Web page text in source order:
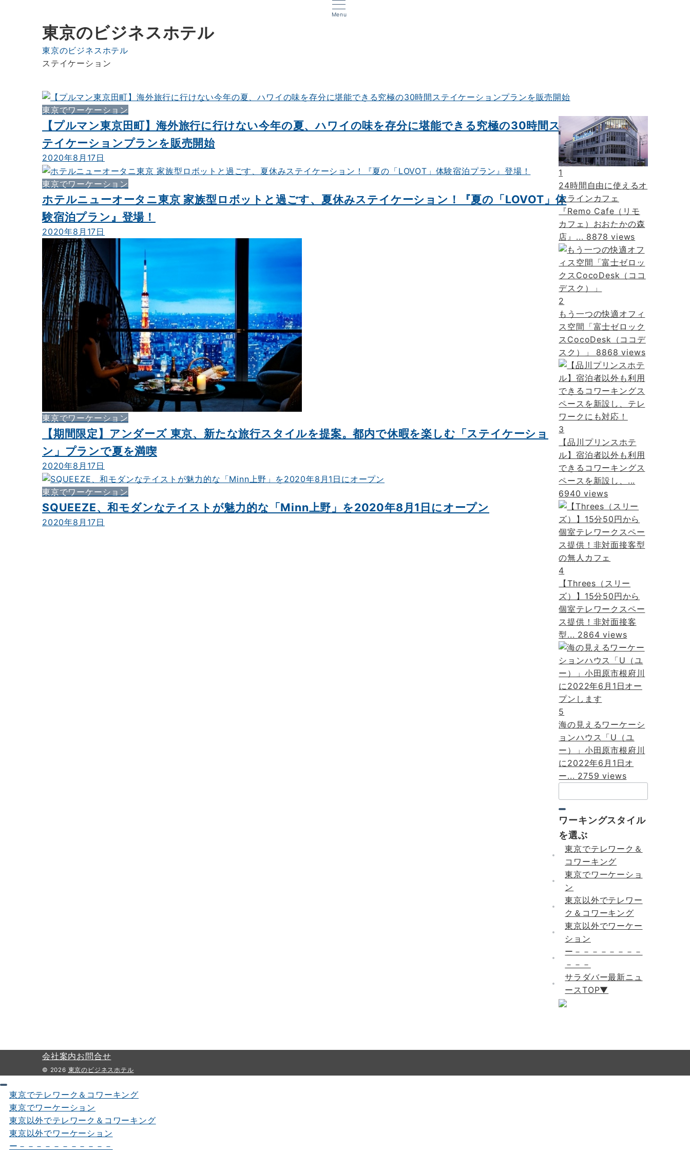
Menu
東京のビジネスホテル
東京のビジネスホテル
ステイケーション
東京でワーケーション
【プルマン東京田町】海外旅行に行けない今年の夏、ハワイの味を存分に堪能できる究極の30時間ス
テイケーションプランを販売開始
2020年8月17日
東京でワーケーション
ホテルニューオータニ東京 家族型ロボットと過ごす、夏休みステイケーション！『夏の「LOVOT」体
験宿泊プラン』登場！
2020年8月17日
東京でワーケーション
【期間限定】アンダーズ 東京、新たな旅行スタイルを提案。都内で休暇を楽しむ「ステイケーショ
ン」プランで夏を満喫
2020年8月17日
東京でワーケーション
SQUEEZE、和モダンなテイストが魅力的な「Minn上野」を2020年8月1日にオープン
2020年8月17日
1
24時間自由に使えるオ
ンラインカフェ
『Remo Cafe（リモ
カフェ）おおたかの森
店』... 8878 views
2
もう一つの快適オフィ
ス空間「富士ゼロック
スCocoDesk（ココデ
スク）」 8868 views
3
【品川プリンスホテ
ル】宿泊者以外も利用
できるコワーキングス
ペースを新設し、...
6940 views
4
【Threes（スリー
ズ）】15分50円から
個室テレワークスペー
ス提供！非対面接客
型... 2864 views
5
海の見えるワーケーシ
ョンハウス「U（ユ
ー）」小田原市根府川
に2022年6月1日オ
ー... 2759 views
索：
ワーキングスタイル
を選ぶ
東京でテレワーク＆
コワーキング
東京でワーケーショ
ン
東京以外でテレワー
ク＆コワーキング
東京以外でワーケー
ション
ー－－－－－－－－
－－－
サラダバー最新ニュ
ースTOP▼
会社案内お問合せ
© 2026 東京のビジネスホテル
東京でテレワーク＆コワーキング
東京でワーケーション
東京以外でテレワーク＆コワーキング
東京以外でワーケーション
ー－－－－－－－－－－－